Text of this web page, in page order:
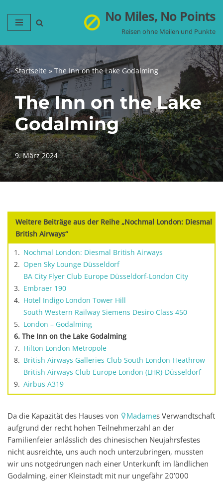
Zum
springen
No Miles, No Points
Reisen ohne Meilen und Punkte
Startseite » The Inn on the Lake Godalming
The Inn on the Lake
Godalming
9. März 2024
Weitere Beiträge aus der Reihe „Nochmal London: Diesmal
British Airways“
Nochmal London: Diesmal British Airways
Open Sky Lounge Düsseldorf
BA City Flyer Club Europe Düsseldorf-London City
Embraer 190
Hotel Indigo London Tower Hill
South Western Railway Siemens Desiro Class 450
London – Godalming
The Inn on the Lake Godalming
Hilton London Metropole
British Airways Galleries Club South London-Heathrow
British Airways Club Europe London (LHR)-Düsseldorf
Airbus A319
Da die Kapazität des Hauses von Madames Verwandtschaft
aufgrund der recht hohen Teilnehmerzahl an der
Familienfeier anlässlich des chinesischen Neujahrsfestes
nicht ausreichte, uns auch noch unterzubringen, mussten
wir uns notgedrungen nach einer Unterkunft im ländlichen
Godalming, einer Kleinstadt mit nur ungefähr 20’000